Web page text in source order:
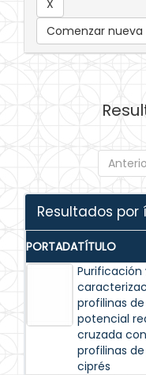
Comenzar nueva
Resultados por
PORTADATÍTULO
Purificación
profilinas
potencial
cruzada con
profilinas
ciprés